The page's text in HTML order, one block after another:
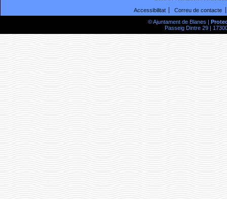
Accessibilitat
Correu de contacte
© Ajuntament de Blanes |
Passeig Dintre 29 |